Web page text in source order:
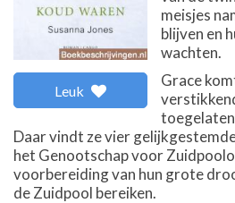
Leuk
meisjes
blijven en
wachten.
Grace
Daar vindt ze vier
het Genootschap voor
voorbereiding van hun grote
de Zuidpool bereiken.